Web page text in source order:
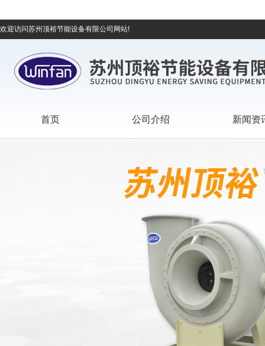
欢迎访问苏州顶裕节能设备有限公司网站!
首页 公司介绍 新闻资